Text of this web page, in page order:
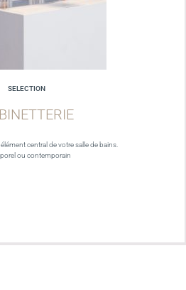
SELECTION
central de votre salle de bains.
ou contemporain